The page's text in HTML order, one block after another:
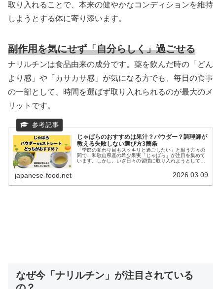
取り入れることで、本来の健やかなコンディションを維持
しようとする体に寄り添います。
副作用を気にせず「自分らしく」過ごせる
ナリルチンは食品由来の成分です。薬を飲んだ時の「どん
より感」や「カサカサ感」が気になる方でも、毎日の食事
の一部として、時間を選ばず取り入れられるのが最大のメ
リットです。
じゃばらのおすすめは果汁？パウダー？調理師が
教える失敗しない選び方3箇条
「季節の変わり目もスッキリと過ごしたい」と願う方々の
間で、和歌山県産の希少果実「じゃばら」が注目を集めて
います。しかし、いざ日々の習慣に取り入れようとして
japanese-food.net 2026.03.09
なぜ今「ナリルチン」が注目されている